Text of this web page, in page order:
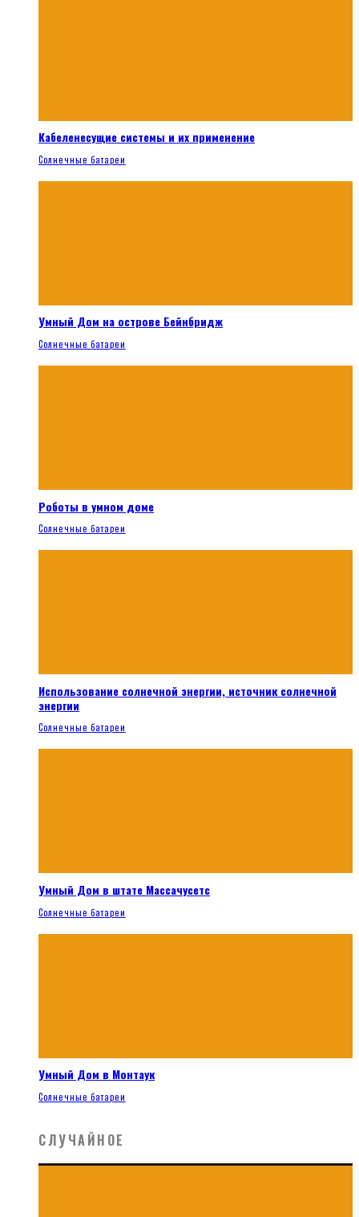
Кабеленесущие системы и их применение
Солнечные батареи
Умный Дом на острове Бейнбридж
Солнечные батареи
Роботы в умном доме
Солнечные батареи
Использование солнечной энергии, источник солнечной
энергии
Солнечные батареи
Умный Дом в штате Массачусетс
Солнечные батареи
Умный Дом в Монтаук
Солнечные батареи
СЛУЧАЙНОЕ